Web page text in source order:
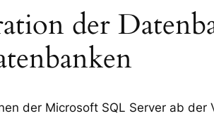
der
der Microsoft SQL Server ab